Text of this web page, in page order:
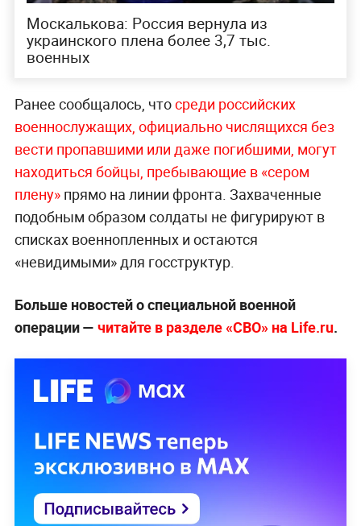
Москалькова: Россия вернула из
украинского плена более 3,7 тыс.
военных
Ранее сообщалось, чтосреди российских
военнослужащих, официально числящихся без
вести пропавшими или даже погибшими, могут
находиться бойцы, пребывающие в «сером
плену»прямо на линии фронта. Захваченные
подобным образом солдаты не фигурируют в
списках военнопленных и остаются
«невидимыми» для госструктур.
Больше новостей о специальной военной
операции — читайте в разделе «СВО» на Life.ru.